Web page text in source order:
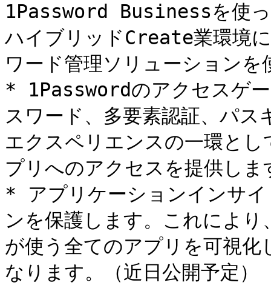
1Password Businessを使っ
ハイブリッドCreate業環境
ワード管理ソリューションを
* 1Passwordのアクセスゲ
スワード、多要素認証、パ
エクスペリエンスの一環と
プリへのアクセスを提供しま
* アプリケーションインサ
ンを保護します。これによ
が使う全てのアプリを可視化
なります。（近日公開予定）